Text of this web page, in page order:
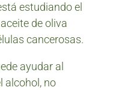
estudiando el
de oliva
cancerosas.
ayudar al
alcohol, no